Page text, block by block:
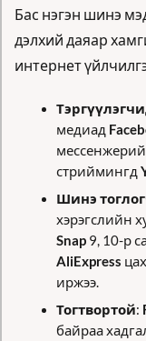
Бас нэгэн шинэ
дэлхий даяар
интернет
медиад
стриймингд
Шинэ
Snap
AliExpress
иржээ.
Тогтвортой:
байраа